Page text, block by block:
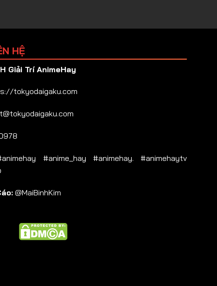
HỆ
Giải Trí AnimeHay
tokyodaigaku.com
#anime_hay #animehay. #animehaytv
@MaiBinhKim